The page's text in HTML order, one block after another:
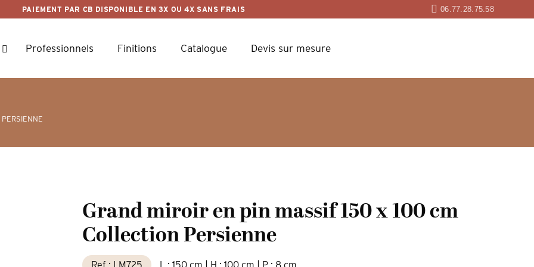
PAIEMENT PAR CB DISPONIBLE EN 3X OU 4X SANS FRAIS 06.77.28.75.58
Professionnels Finitions Catalogue Devis sur mesure
Grand miroir en pin massif 150 x 100 cm
Collection Persienne